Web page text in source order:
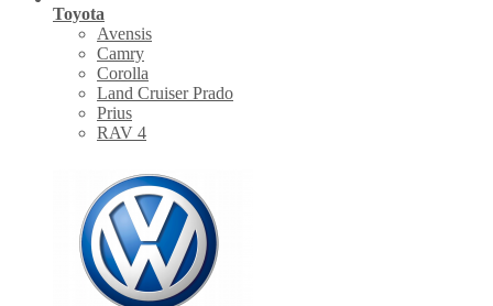
Toyota
Avensis
Camry
Corolla
Land Cruiser Prado
Prius
RAV 4